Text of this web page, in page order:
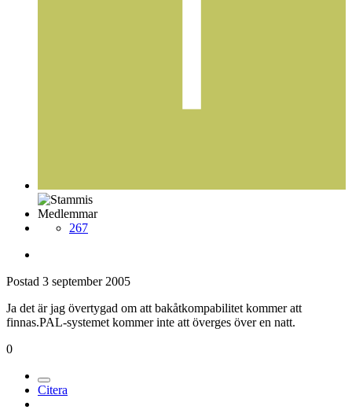
Medlemmar
267
Postad 3 september 2005
Ja det är jag övertygad om att bakåtkompabilitet kommer att
finnas.PAL-systemet kommer inte att överges över en natt.
0
Citera